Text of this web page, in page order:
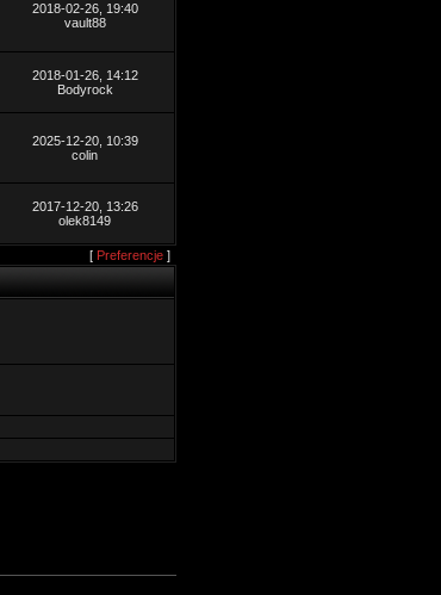
2018-02-26, 19:40
vault88
2018-01-26, 14:12
Bodyrock
2025-12-20, 10:39
colin
2017-12-20, 13:26
olek8149
[ Preferencje ]